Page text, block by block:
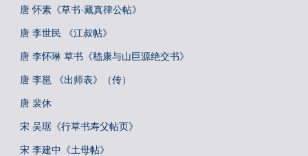
唐 怀素《草书·藏真律公帖》
唐 李世民 《江叔帖》
唐 李怀琳 草书《嵇康与山巨源绝交书》
唐 李邕 《出师表》（传）
唐 裴休
宋 吴琚《行草书寿父帖页》
宋 李建中《土母帖》